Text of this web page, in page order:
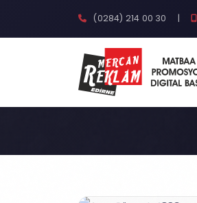
(0284) 214 00 30 |